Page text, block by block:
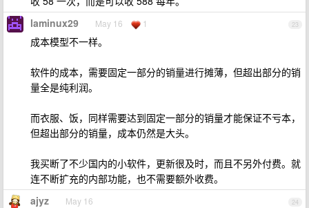
23
laminux29 May 16 1
成本模型不一样。
软件的成本，需要固定一部分的销量进行摊薄，但超出部分的销
量全是纯利润。
而衣服、饭，同样需要达到固定一部分的销量才能保证不亏本，
但超出部分的销量，成本仍然是大头。
我买断了不少国内的小软件，更新很及时，而且不另外付费。就
连不断扩充的内部功能，也不需要额外收费。
24
ajyz May 16